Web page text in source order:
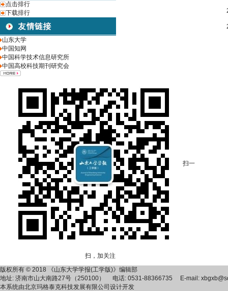
点击排行
下载排行
山东大学
中国知网
中国科学技术信息研究所
中国高校科技期刊研究会
扫一
扫，加关注
版权所有 © 2018 《山东大学学报(工学版)》编辑部
地址: 济南市山大南路27号（250100） 电话: 0531-88366735 E-mail:
本系统由北京玛格泰克科技发展有限公司 设计开发